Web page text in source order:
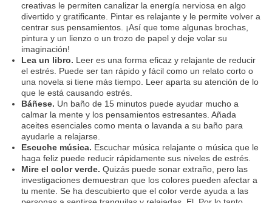
creativas le permiten canalizar la energía nerviosa en algo
divertido y gratificante. Pintar es relajante y le permite volver a
centrar sus pensamientos. ¡Así que tome algunas brochas,
pintura y un lienzo o un trozo de papel y deje volar su
imaginación!
Lea un libro. Leer es una forma eficaz y relajante de reducir
el estrés. Puede ser tan rápido y fácil como un relato corto o
una novela si tiene más tiempo. Leer aparta su atención de lo
que le está causando estrés.
Báñese. Un baño de 15 minutos puede ayudar mucho a
calmar la mente y los pensamientos estresantes. Añada
aceites esenciales como menta o lavanda a su baño para
ayudarle a relajarse.
Escuche música. Escuchar música relajante o música que le
haga feliz puede reducir rápidamente sus niveles de estrés.
Mire el color verde. Quizás puede sonar extraño, pero las
investigaciones demuestran que los colores pueden afectar a
tu mente. Se ha descubierto que el color verde ayuda a las